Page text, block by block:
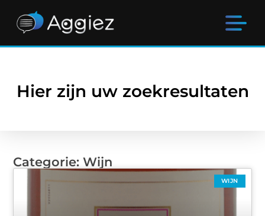
Hier zijn uw zoekresultaten
Categorie: Wijn
WIJN